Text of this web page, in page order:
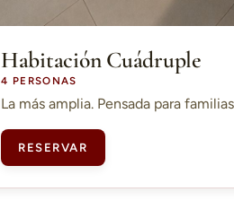
Habitación Cuádruple
4 PERSONAS
La más amplia. Pensada para
RESERVAR